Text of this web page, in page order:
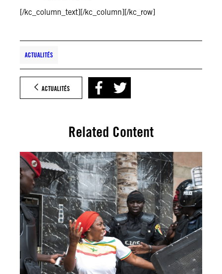
[/kc_column_text][/kc_column][/kc_row]
ACTUALITÉS
ACTUALITÉS
Related Content